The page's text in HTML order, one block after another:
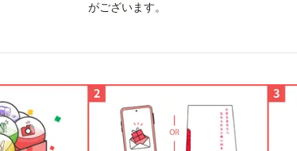
がございます。